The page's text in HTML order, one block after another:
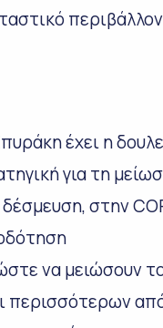
έχει η
για τη
στην
να μειώσουν
περισσότερων